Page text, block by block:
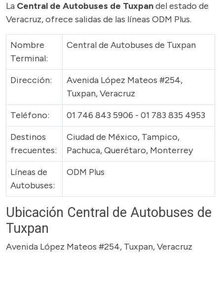
La Central de Autobuses de Tuxpandel estado de
Veracruz, ofrece salidas de las líneas ODM Plus.
Nombre
Terminal:
Central de Autobuses de Tuxpan
Dirección:
Avenida López Mateos #254,
Tuxpan, Veracruz
Teléfono:
01 746 843 5906 - 01 783 835 4953
Destinos
frecuentes:
Ciudad de México, Tampico,
Pachuca, Querétaro, Monterrey
Líneas de
Autobuses:
ODM Plus
Ubicación Central de Autobuses de
Tuxpan
Avenida López Mateos #254, Tuxpan, Veracruz